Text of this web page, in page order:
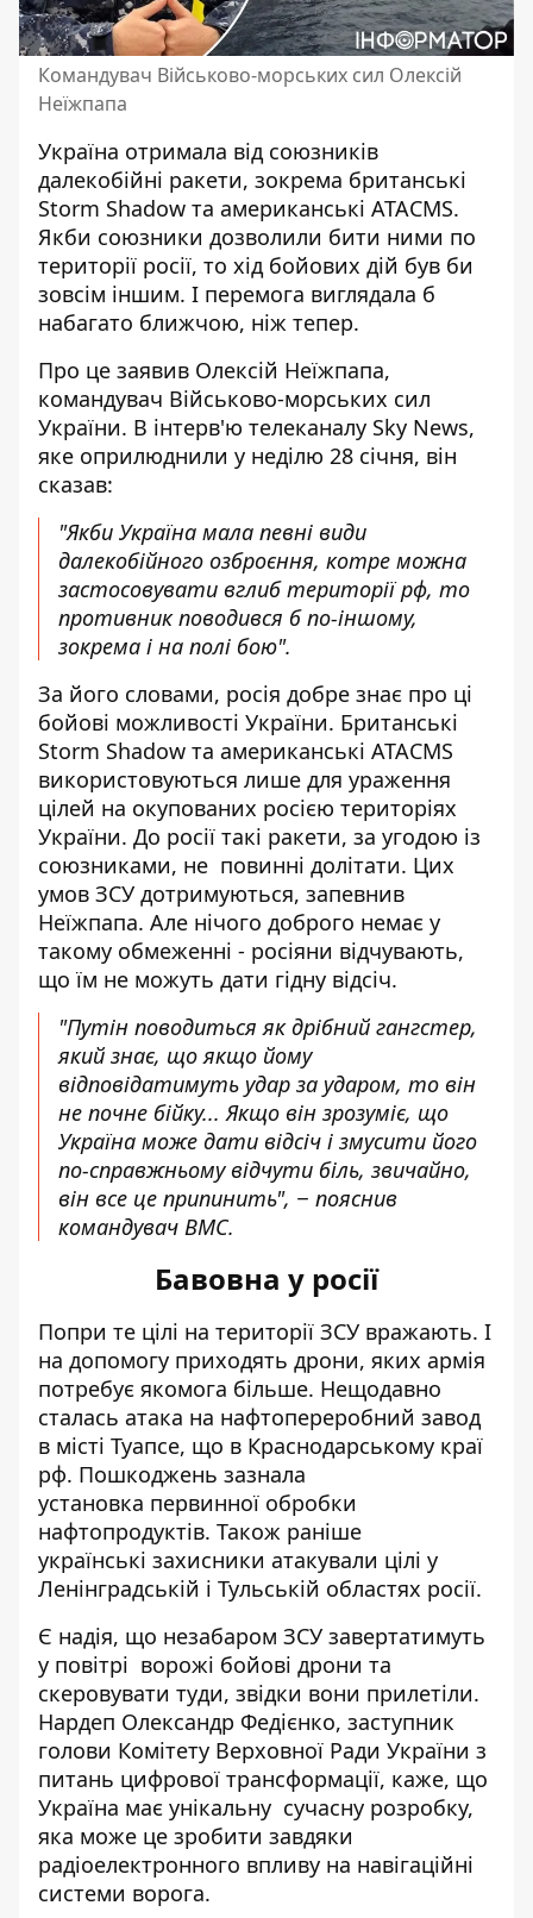
Командувач Військово-морських сил Олексій
Неїжпапа
Україна отримала від союзників
далекобійні ракети, зокрема британські
Storm Shadow та американські ATACMS.
Якби союзники дозволили бити ними по
території росії, то хід бойових дій був би
зовсім іншим. І перемога виглядала б
набагато ближчою, ніж тепер.
Про це заявив Олексій Неїжпапа,
командувач Військово-морських сил
України. В інтерв'ю телеканалу Sky News,
яке оприлюднили у неділю 28 січня, він
сказав:
"Якби Україна мала певні види
далекобійного озброєння, котре можна
застосовувати вглиб території рф, то
противник поводився б по-іншому,
зокрема і на полі бою".
За його словами, росія добре знає про ці
бойові можливості України. Британські
Storm Shadow та американські ATACMS
використовуються лише для ураження
цілей на окупованих росією територіях
України. До росії такі ракети, за угодою із
союзниками, не повинні долітати. Цих
умов ЗСУ дотримуються, запевнив
Неїжпапа. Але нічого доброго немає у
такому обмеженні - росіяни відчувають,
що їм не можуть дати гідну відсіч.
"Путін поводиться як дрібний гангстер,
який знає, що якщо йому
відповідатимуть удар за ударом, то він
не почне бійку... Якщо він зрозуміє, що
Україна може дати відсіч і змусити його
по-справжньому відчути біль, звичайно,
він все це припинить", − пояснив
командувач ВМС.
Бавовна у росії
Попри те цілі на території ЗСУ вражають. І
на допомогу приходять дрони, яких армія
потребує якомога більше. Нещодавно
сталась атака на нафтопереробний завод
в місті Туапсе, що в Краснодарському краї
рф. Пошкоджень зазнала
установка первинної обробки
нафтопродуктів. Також раніше
українські захисники атакували цілі у
Ленінградській і Тульській областях росії.
Є надія, що незабаром ЗСУ завертатимуть
у повітрі ворожі бойові дрони та
скеровувати туди, звідки вони прилетіли.
Нардеп Олександр Федієнко, заступник
голови Комітету Верховної Ради України з
питань цифрової трансформації, каже, що
Україна має унікальну сучасну розробку,
яка може це зробити завдяки
радіоелектронного впливу на навігаційні
системи ворога.